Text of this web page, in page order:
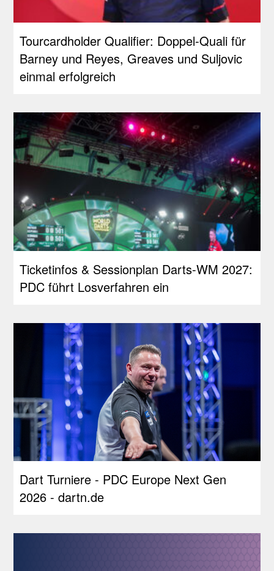
Tourcardholder Qualifier: Doppel-Quali für
Barney und Reyes, Greaves und Suljovic
einmal erfolgreich
Ticketinfos & Sessionplan Darts-WM 2027:
PDC führt Losverfahren ein
Dart Turniere - PDC Europe Next Gen
2026 - dartn.de